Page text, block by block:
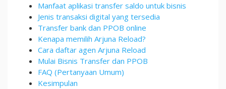
Manfaat aplikasi transfer saldo untuk bisnis
Jenis transaksi digital yang tersedia
Transfer bank dan PPOB online
Kenapa memilih Arjuna Reload?
Cara daftar agen Arjuna Reload
Mulai Bisnis Transfer dan PPOB
FAQ (Pertanyaan Umum)
Kesimpulan